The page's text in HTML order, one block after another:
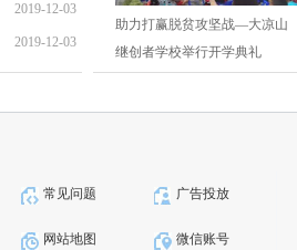
2019-12-03
2019-12-03
助力打赢脱贫攻坚战—大凉山
继创者学校举行开学典礼
常见问题 广告投放
网站地图 微信账号